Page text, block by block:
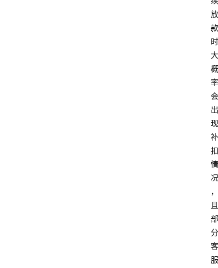
放
款
时
大
概
率
会
出
现
补
扣
情
况
，
且
部
分
客
服